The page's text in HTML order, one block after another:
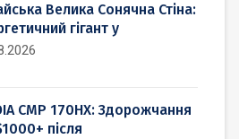
Велика Сонячна Стіна:
гігант у
CMP 170HX: Здорожчання
після